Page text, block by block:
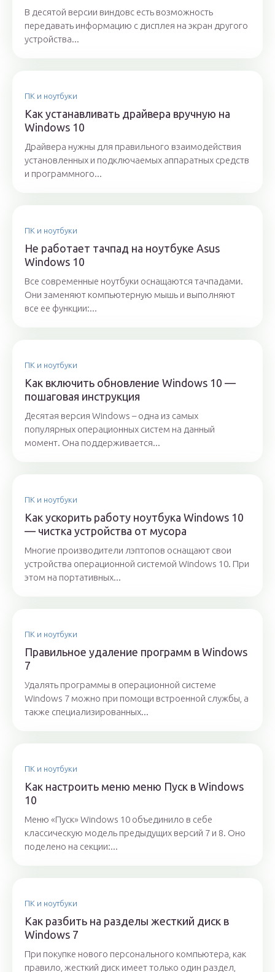
В десятой версии виндовс есть возможность
передавать информацию с дисплея на экран другого
устройства...
ПК и ноутбуки
Как устанавливать драйвера вручную на
Windows 10
Драйвера нужны для правильного взаимодействия
установленных и подключаемых аппаратных средств
и программного...
ПК и ноутбуки
Не работает тачпад на ноутбуке Asus
Windows 10
Все современные ноутбуки оснащаются тачпадами.
Они заменяют компьютерную мышь и выполняют
все ее функции:...
ПК и ноутбуки
Как включить обновление Windows 10 —
пошаговая инструкция
Десятая версия Windows – одна из самых
популярных операционных систем на данный
момент. Она поддерживается...
ПК и ноутбуки
Как ускорить работу ноутбука Windows 10
— чистка устройства от мусора
Многие производители лэптопов оснащают свои
устройства операционной системой Windows 10. При
этом на портативных...
ПК и ноутбуки
Правильное удаление программ в Windows
7
Удалять программы в операционной системе
Windows 7 можно при помощи встроенной службы, а
также специализированных...
ПК и ноутбуки
Как настроить меню меню Пуск в Windows
10
Меню «Пуск» Windows 10 объединило в себе
классическую модель предыдущих версий 7 и 8. Оно
поделено на секции:...
ПК и ноутбуки
Как разбить на разделы жесткий диск в
Windows 7
При покупке нового персонального компьютера, как
правило, жесткий диск имеет только один раздел,